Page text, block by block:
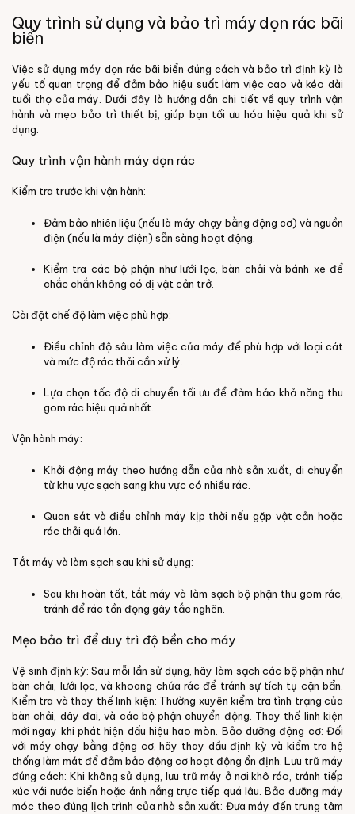
Quy trình sử dụng và bảo trì máy dọn rác bãi
biển
Việc sử dụng máy dọn rác bãi biển đúng cách và bảo trì định kỳ là
yếu tố quan trọng để đảm bảo hiệu suất làm việc cao và kéo dài
tuổi thọ của máy. Dưới đây là hướng dẫn chi tiết về quy trình vận
hành và mẹo bảo trì thiết bị, giúp bạn tối ưu hóa hiệu quả khi sử
dụng.
Quy trình vận hành máy dọn rác
Kiểm tra trước khi vận hành:
Đảm bảo nhiên liệu (nếu là máy chạy bằng động cơ) và nguồn
điện (nếu là máy điện) sẵn sàng hoạt động.
Kiểm tra các bộ phận như lưới lọc, bàn chải và bánh xe để
chắc chắn không có dị vật cản trở.
Cài đặt chế độ làm việc phù hợp:
Điều chỉnh độ sâu làm việc của máy để phù hợp với loại cát
và mức độ rác thải cần xử lý.
Lựa chọn tốc độ di chuyển tối ưu để đảm bảo khả năng thu
gom rác hiệu quả nhất.
Vận hành máy:
Khởi động máy theo hướng dẫn của nhà sản xuất, di chuyển
từ khu vực sạch sang khu vực có nhiều rác.
Quan sát và điều chỉnh máy kịp thời nếu gặp vật cản hoặc
rác thải quá lớn.
Tắt máy và làm sạch sau khi sử dụng:
Sau khi hoàn tất, tắt máy và làm sạch bộ phận thu gom rác,
tránh để rác tồn đọng gây tắc nghẽn.
Mẹo bảo trì để duy trì độ bền cho máy
Vệ sinh định kỳ: Sau mỗi lần sử dụng, hãy làm sạch các bộ phận như
bàn chải, lưới lọc, và khoang chứa rác để tránh sự tích tụ cặn bẩn.
Kiểm tra và thay thế linh kiện: Thường xuyên kiểm tra tình trạng của
bàn chải, dây đai, và các bộ phận chuyển động. Thay thế linh kiện
mới ngay khi phát hiện dấu hiệu hao mòn. Bảo dưỡng động cơ: Đối
với máy chạy bằng động cơ, hãy thay dầu định kỳ và kiểm tra hệ
thống làm mát để đảm bảo động cơ hoạt động ổn định. Lưu trữ máy
đúng cách: Khi không sử dụng, lưu trữ máy ở nơi khô ráo, tránh tiếp
xúc với nước biển hoặc ánh nắng trực tiếp quá lâu. Bảo dưỡng máy
móc theo đúng lịch trình của nhà sản xuất: Đưa máy đến trung tâm